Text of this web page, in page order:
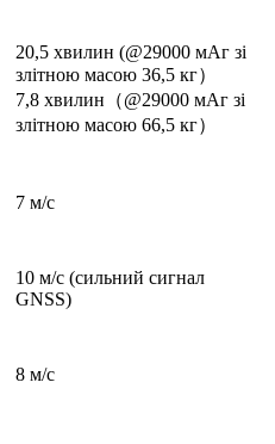
20,5 хвилин (@29000 мАг зі
злітною масою 36,5 кг）
7,8 хвилин（@29000 мАг зі
злітною масою 66,5 кг）
7 м/с
10 м/с (сильний сигнал
GNSS)
8 м/с